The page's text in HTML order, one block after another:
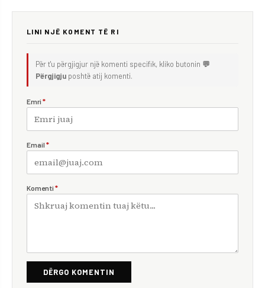
LINI NJË KOMENT TË RI
Për t'u përgjigjur një komenti specifik, kliko butonin 💬
Përgjigju poshtë atij komenti.
Emri *
Email *
Komenti *
DËRGO KOMENTIN